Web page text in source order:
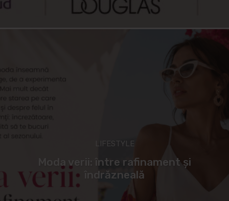
LIFESTYLE
Moda verii: între rafinament și
îndrăzneală